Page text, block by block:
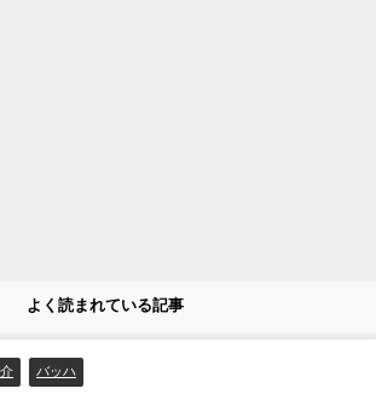
よく読まれている記事
バッハ